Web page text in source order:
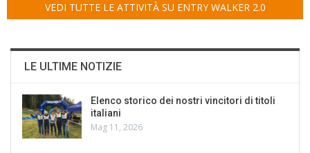
VEDI TUTTE LE ATTIVITÀ SU ENTRY WALKER 2.0
LE ULTIME NOTIZIE
Elenco storico dei nostri vincitori di titoli
italiani
Mag 11, 2026